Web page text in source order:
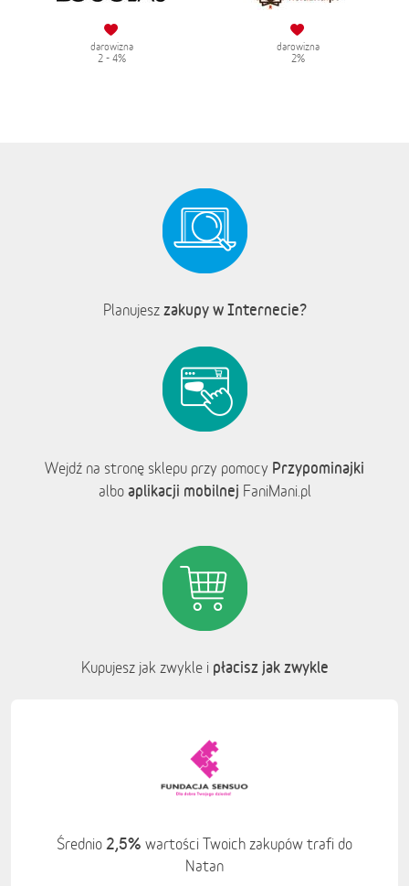
darowizna
2 - 4%
darowizna
2%
Planujesz zakupy w Internecie?
Wejdź na stronę sklepu przy pomocy Przypominajki
albo aplikacji mobilnej FaniMani.pl
Kupujesz jak zwykle i płacisz jak zwykle
Średnio 2,5% wartości Twoich zakupów trafi do
Natan